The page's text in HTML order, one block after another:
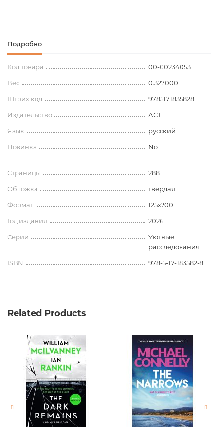
Подробно
Код товара 00-00234053
Вес 0.327000
Штрих код 9785171835828
Издательство АСТ
Язык русский
Новинка No
Страницы 288
Обложка твердая
Формат 125х200
Год издания 2026
Серии
Уютные
расследования
ISBN 978-5-17-183582-8
Related Products